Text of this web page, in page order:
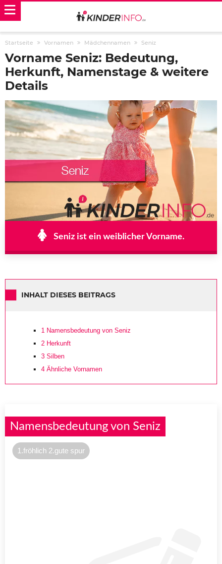
Startseite Vornamen Mädchennamen Seniz
Vorname Seniz: Bedeutung,
Herkunft, Namenstage & weitere
Details
Seniz ist ein weiblicher Vorname.
INHALT DIESES BEITRAGS
1 Namensbedeutung von Seniz
2 Herkunft
3 Silben
4 Ähnliche Vornamen
Namensbedeutung von Seniz
1.fröhlich 2.gute spur